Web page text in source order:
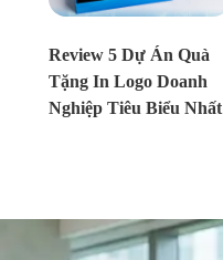
Review 5 Dự Án Quà
Tặng In Logo Doanh
Nghiệp Tiêu Biểu Nhất